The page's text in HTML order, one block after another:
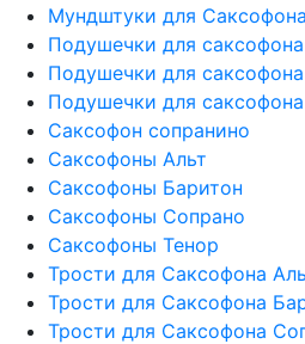
Мундштуки для
Подушечки для саксофона
Подушечки для
Подушечки для
Саксофон сопранино
Саксофоны Альт
Саксофоны Баритон
Саксофоны Сопрано
Саксофоны Тенор
Трости для Саксофона
Трости для Саксофона
Трости для Саксофона